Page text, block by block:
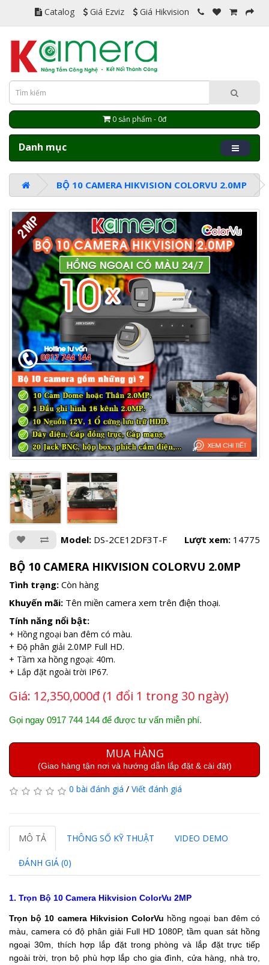
Catalog Giá Ezviz Giá Hikvision
0 sản phẩm - 0đ
Danh mục
BỘ 10 CAMERA HIKVISION COLORVU 2.0MP
Model: DS-2CE12DF3T-F Lượt xem: 14775
BỘ 10 CAMERA HIKVISION COLORVU 2.0MP
Tình trạng: Còn hàng
Khuyến mãi: Tên miền camera xem trên điện thoại.
Tính năng nổi bật:
+ Hồng ngoại ban đêm có màu.
+ Độ phân giải 2.0MP Full HD.
+ Tầm xa hồng ngoại: 40m.
+ Lắp đặt ngoài trời IP67.
Giá: 12,350,000đ (1 đổi 1 trong 30 ngày)
Gọi ngay 0917 744 144 để được tư vấn miễn phí.
MUA HÀNG
(Giao hàng tận nơi và hướng dẫn lắp đặt & cài đặt)
0 bài đánh giá / Viết đánh giá
MÔ TẢ THÔNG SỐ KỸ THUẬT VIDEO DEMO
ĐÁNH GIÁ (0)
1. Trọn Bộ 10 Camera Hikvision ColorVu 2MP
Trọn bộ 10 camera Hikvision ColorVu hồng ngoại ban đêm có
màu, camera có độ phân giải Full HD 1080P, tầm quan sát hồng
ngoại 30m, thích hợp lắp đặt trong phòng và lắp đặt trực tiếp
ngoài trời, trọn bộ phù hợp lắp cho gia đình, cửa hàng, nhà trọ,